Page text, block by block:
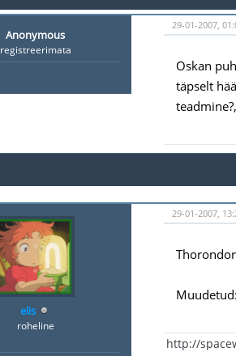
Anonymous
registreerimata
29-01-2007,
Oskan
täpselt
elis
roheline
29-01-2007,
http://